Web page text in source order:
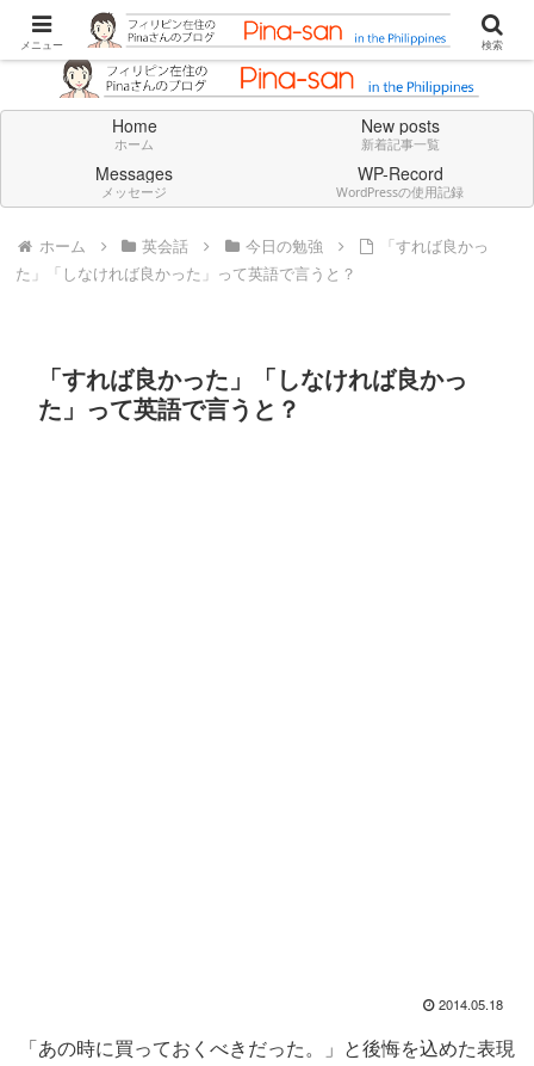
Don't think deeply. Feel always in English.
Home
ホーム
New posts
新着記事一覧
Messages
メッセージ
WP-Record
WordPressの使用記録
ホーム 英会話 今日の勉強
「すれば良かっ
た」「しなければ良かった」って英語で言うと？
「すれば良かった」「しなければ良かっ
た」って英語で言うと？
2014.05.18
「あの時に買っておくべきだった。」と後悔を込めた表現
メニュー 検索